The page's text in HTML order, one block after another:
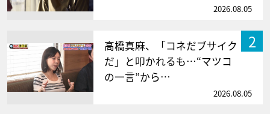
2026.08.05
2
高橋真麻、「コネだブサイク
だ」と叩かれるも…“マツコ
の一言”から…
2026.08.05